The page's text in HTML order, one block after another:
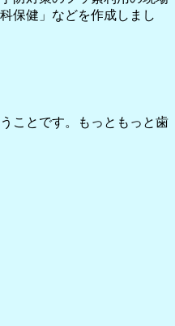
保健」などを作成しまし
ことです。もっともっと歯